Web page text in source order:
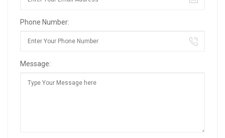
Phone Number:
Message: